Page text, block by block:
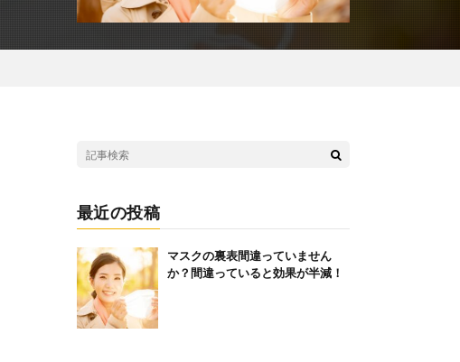
最近の投稿
マスクの裏表間違っていません
か？間違っていると効果が半減！